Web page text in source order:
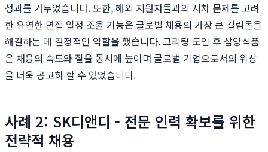
성과를 거두었습니다. 또한, 해외 지원자들과의 시차 문제를 고려
한 유연한 면접 일정 조율 기능은 글로벌 채용의 가장 큰 걸림돌을
해결하는 데 결정적인 역할을 했습니다. 그리팅 도입 후 삼양식품
은 채용의 속도와 질을 동시에 높이며 글로벌 기업으로서의 위상
을 더욱 공고히 할 수 있었습니다.
사례 2: SK디앤디 - 전문 인력 확보를 위한
전략적 채용